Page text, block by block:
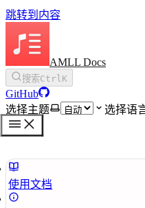
跳转到内容
AMLL Docs
搜索CtrlK
GitHub
选择主题
选择语
使用文档